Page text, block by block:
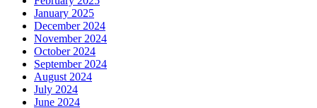
January 2025
December 2024
November 2024
October 2024
September 2024
August 2024
July 2024
June 2024